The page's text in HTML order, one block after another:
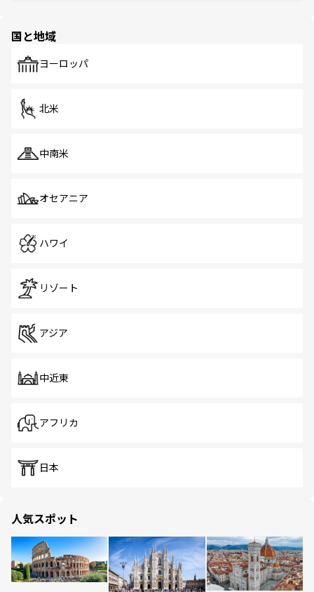
で、ホーカーズは地元の風情を楽しめる外せないスポット
国と地域
ヨーロッパ
北米
中南米
オセアニア
ハワイ
リゾート
アジア
中近東
アフリカ
日本
人気スポット